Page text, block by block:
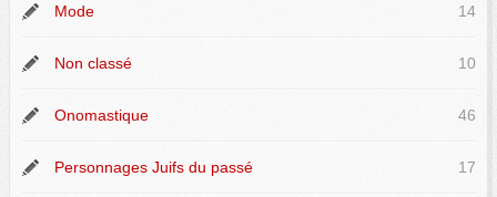
Mode 14
Non classé 10
Onomastique 46
Personnages Juifs du passé 17